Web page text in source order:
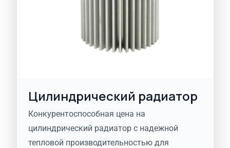
Цилиндрический радиатор
Конкурентоспособная цена на
цилиндрический радиатор с надежной
тепловой производительностью для